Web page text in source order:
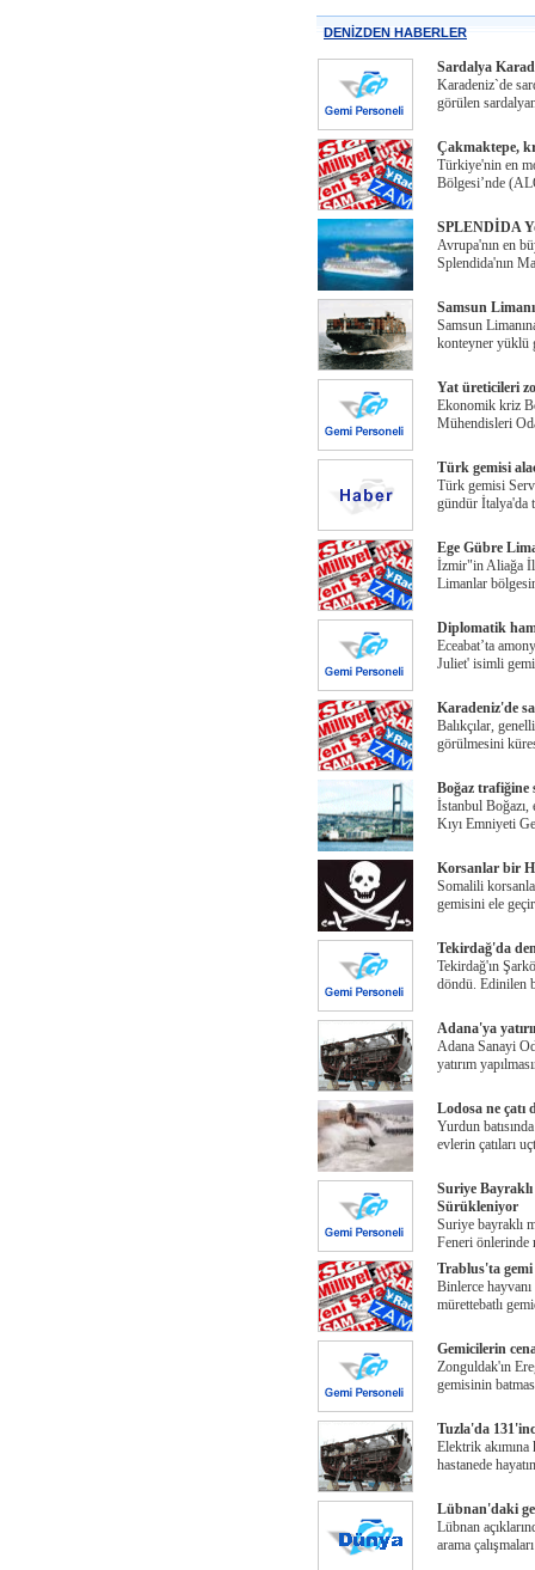
DENİZDEN HABERLER
Sardalya
Karadeniz`de
görülen
Çakmaktepe,
Türkiye'nin en
Bölgesi’nde
SPLENDİDA
Avrupa'nın en
Splendida'nın
Samsun
Samsun
konteyner yüklü
Yat üreticileri
Ekonomik kriz
Mühendisleri
Türk gemisi
Türk gemisi
gündür
Ege Gübre
İzmir"in Aliağa
Limanlar
Diplomatik
Eceabat’ta
Juliet' isimli
Karadeniz'de
Balıkçılar,
görülmesini
Boğaz trafiğine
İstanbul Boğazı,
Kıyı Emniyeti
Korsanlar bir
Somalili
gemisini ele
Tekirdağ'da
Tekirdağ'ın
döndü. Edinilen
Adana'ya
Adana Sanayi
yatırım
Lodosa ne çatı
Yurdun
evlerin çatıları
Suriye Bayraklı
Sürükleniyor
Suriye bayraklı
Feneri önlerinde
Trablus'ta gemi
Binlerce hayvanı
mürettebatlı
Gemicilerin
Zonguldak'ın
gemisinin
Tuzla'da
Elektrik
hastanede
Lübnan'daki
Lübnan
arama